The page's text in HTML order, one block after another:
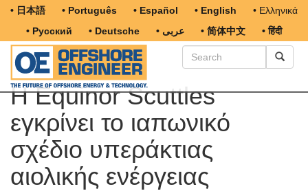
• 日本語 • Português • Español • English
• Ελληνικά
• Русский
• Deutsche • عربى • 简体中文 • हिंदी
Η Equinor Scuttles
εγκρίνει το ιαπωνικό
σχέδιο υπεράκτιας
αιολικής ενέργειας